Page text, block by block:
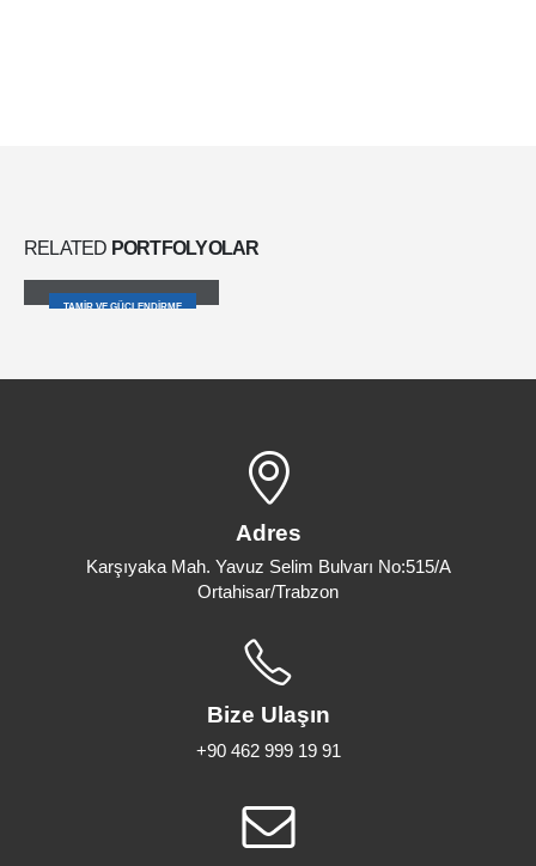
RELATED PORTFOLYOLAR
TAMIR VE GÜÇLENDIRME
Adres
Karşıyaka Mah. Yavuz Selim Bulvarı No:515/A
Ortahisar/Trabzon
Bize Ulaşın
+90 462 999 19 91